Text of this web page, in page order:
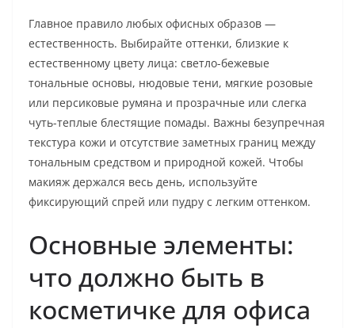
Главное правило любыx офисных образов —
естественность. Выбирайте оттенки, близкие к
естественному цвету лица: светло-бежевые
тональные основы, нюдовые тени, мягкие розовые
или персиковые румяна и прозрачные или слегка
чуть-теплые блестящие помады. Важны безупречная
текстура кожи и отсутствие заметных границ между
тональным средством и природной кожей. Чтобы
макияж держался весь день, используйте
фиксирующий спрей или пудру с легким оттенком.
Основные элементы:
что должно быть в
косметичке для офиса